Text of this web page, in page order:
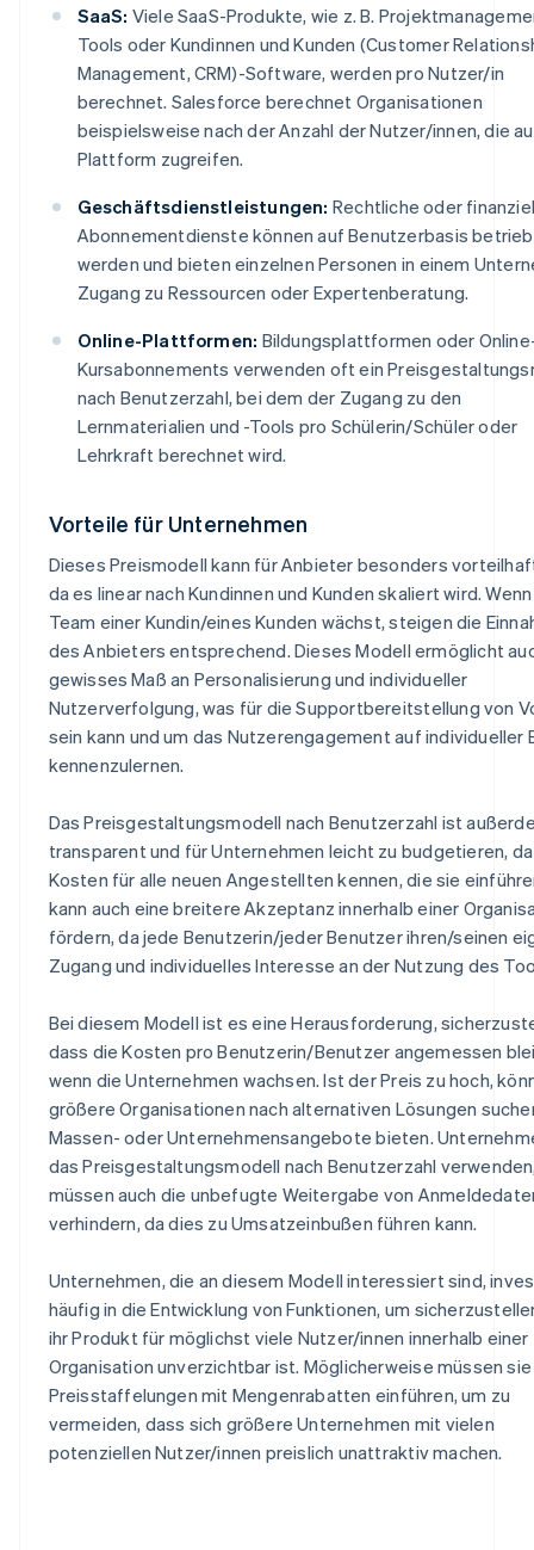
SaaS: Viele SaaS-Produkte, wie z. B.
Tools oder Kundinnen und Kunden (Customer
Management, CRM)-Software, werden pro Nutzer/in
berechnet. Salesforce berechnet Organisationen
beispielsweise nach der Anzahl der Nutzer/innen, die
Plattform zugreifen.
Geschäftsdienstleistungen: Rechtliche oder
Abonnementdienste können auf Benutzerbasis
werden und bieten einzelnen Personen in einem
Zugang zu Ressourcen oder Expertenberatung.
Online-Plattformen: Bildungsplattformen oder
Kursabonnements verwenden oft ein
nach Benutzerzahl, bei dem der Zugang zu den
Lernmaterialien und -Tools pro Schülerin/Schüler oder
Lehrkraft berechnet wird.
Vorteile für Unternehmen
Dieses Preismodell kann für Anbieter besonders
da es linear nach Kundinnen und Kunden skaliert wird.
Team einer Kundin/eines Kunden wächst, steigen die
des Anbieters entsprechend. Dieses Modell ermöglicht
gewisses Maß an Personalisierung und individueller
Nutzerverfolgung, was für die Supportbereitstellung von
sein kann und um das Nutzerengagement auf individueller
kennenzulernen.
Das Preisgestaltungsmodell nach Benutzerzahl ist
transparent und für Unternehmen leicht zu budgetieren,
Kosten für alle neuen Angestellten kennen, die sie
kann auch eine breitere Akzeptanz innerhalb einer
fördern, da jede Benutzerin/jeder Benutzer ihren/seinen
Zugang und individuelles Interesse an der Nutzung des
Bei diesem Modell ist es eine Herausforderung,
dass die Kosten pro Benutzerin/Benutzer angemessen
wenn die Unternehmen wachsen. Ist der Preis zu hoch,
größere Organisationen nach alternativen Lösungen
Massen- oder Unternehmensangebote bieten.
das Preisgestaltungsmodell nach Benutzerzahl
müssen auch die unbefugte Weitergabe von
verhindern, da dies zu Umsatzeinbußen führen kann.
Unternehmen, die an diesem Modell interessiert sind,
häufig in die Entwicklung von Funktionen, um
ihr Produkt für möglichst viele Nutzer/innen innerhalb einer
Organisation unverzichtbar ist. Möglicherweise müssen sie
Preisstaffelungen mit Mengenrabatten einführen, um zu
vermeiden, dass sich größere Unternehmen mit vielen
potenziellen Nutzer/innen preislich unattraktiv machen.